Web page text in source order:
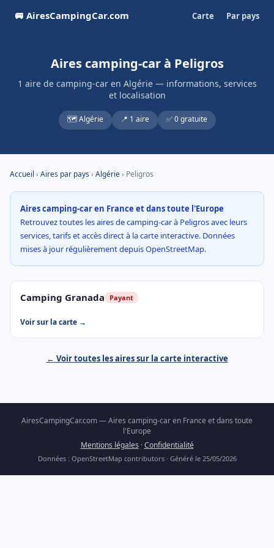
🚐 AiresCampingCar.com Carte Par pays
Aires camping-car à Peligros
1 aire de camping-car en Algérie — informations, services
et localisation
🗺️ Algérie 📍 1 aire ✅ 0 gratuite
Accueil › Aires par pays› Algérie› Peligros
Aires camping-car en France et dans toute l'Europe
Retrouvez toutes les aires de camping-car à Peligros avec leurs
services, tarifs et accès direct à la carte interactive. Données
mises à jour régulièrement depuis OpenStreetMap.
Camping Granada Payant
Voir sur la carte →
← Voir toutes les aires sur la carte interactive
AiresCampingCar.com — Aires camping-car en France et dans toute
l'Europe
Mentions légales ·Confidentialité
Données : OpenStreetMap contributors · Généré le 25/05/2026